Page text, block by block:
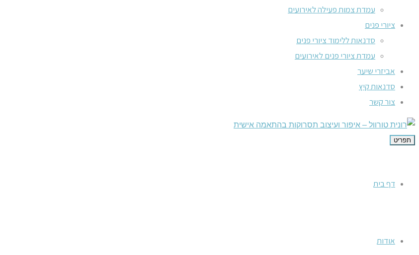
עמדת צמות פעילה לאירועים
ציורי פנים
סדנאות ללימוד ציורי פנים
עמדת ציורי פנים לאירועים
אביזרי שיער
סדנאות קיץ
צור קשר
תפריט
דף בית
אודות